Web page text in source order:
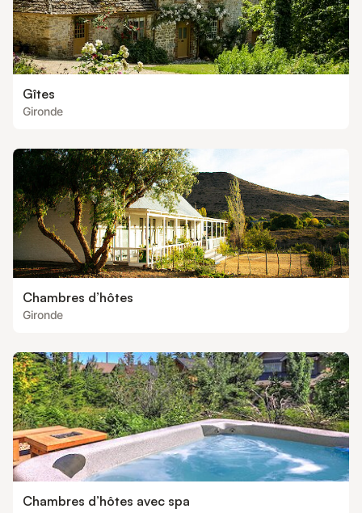
Gîtes
Gironde
Chambres d’hôtes
Gironde
Chambres d’hôtes avec spa